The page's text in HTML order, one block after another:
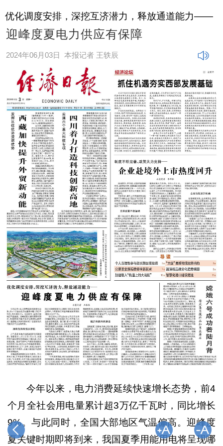
优化调度安排，深挖互济潜力，释放通道能力——
迎峰度夏电力供应有保障
2024年06月03日 本报记者 王轶辰
今年以来，电力消费延续快速增长态势，前4
个月全社会用电量累计超3万亿千瓦时，同比增长
9%。与此同时，全国大部地区气温偏高。迎峰度
夏关键时期即将到来，我国夏季用能用电将呈现哪